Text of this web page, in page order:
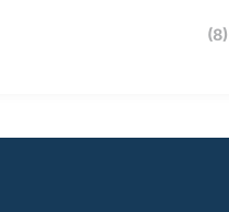
(8)